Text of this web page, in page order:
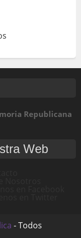
Republicana
Web
- Todos